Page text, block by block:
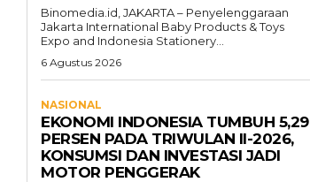
Binomedia.id, JAKARTA – Penyelenggaraan
Jakarta International Baby Products & Toys
Expo and Indonesia Stationery...
6 Agustus 2026
NASIONAL
EKONOMI INDONESIA TUMBUH 5,29
PERSEN PADA TRIWULAN II-2026,
KONSUMSI DAN INVESTASI JADI
MOTOR PENGGERAK